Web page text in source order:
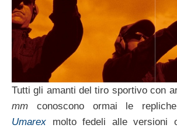
Tutti gli amanti del tiro sportivo con
mm conoscono ormai le
Umarex molto fedeli alle versioni